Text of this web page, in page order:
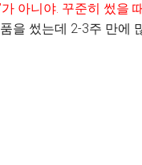
’가 아니야. 꾸준히 썼을
을 썼는데 2-3주 만에